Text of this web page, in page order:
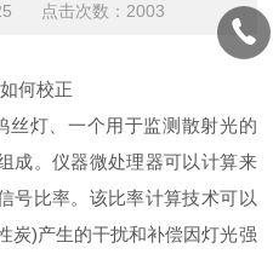
点击次数：2003
何校正
灯、一个用于监测散射光的
成。仪器微处理器可以计算来
号比率。该比率计算技术可以
炭)产生的干扰和补偿因灯光强